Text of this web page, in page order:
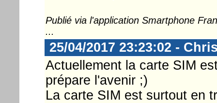
Publié via l'application Smartphone
...
25/04/2017 23:23:02 -
Actuellement la carte SIM
prépare l'avenir ;)
La carte SIM est surtout en